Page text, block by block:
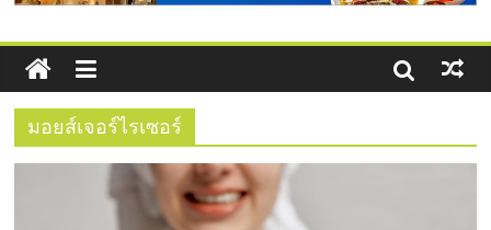
ข้อมูล
ธุรกิจ
SME
มอยส์เจอร์ไรเซอร์